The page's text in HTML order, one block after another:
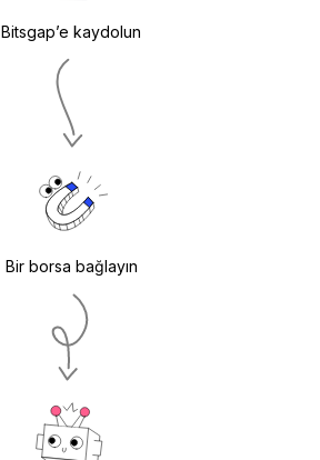
Bitsgap’e kaydolun
Bir borsa bağlayın